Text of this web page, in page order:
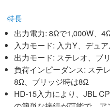
特長
出力電力: 8Ωで1,000W、
入力モード: 入力Y、デュ
出力モード: ステレオ、ブ
負荷インピーダンス: ステ
8Ω、ブリッジ時は8Ω
HD-15入力により、JBL